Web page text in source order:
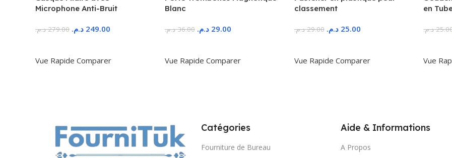
Microphone Anti-Bruit
279.00 د.م. 249.00 د.م.
Vue Rapide Comparer
Blanc
36.00 د.م. 29.00 د.م.
Vue Rapide Comparer
classement
29.00 د.م. 25.00 د.م.
Vue Rapide Comparer
en
د.م.
Vue
Catégories
Fourniture de Bureau
Aide & Informations
A Propos